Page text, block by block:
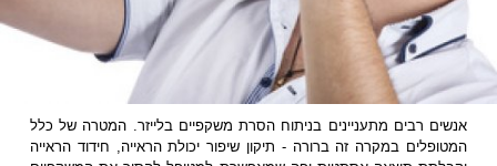
אנשים רבים מתעניינים בניתוח הסרת משקפיים בלייזר. המטרה של כלל
המטופלים במקרה זה ברורה - תיקון שיפור יכולת הראייה, חידוד הראייה